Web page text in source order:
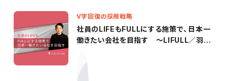
V字回復の採用戦略
社員のLIFEもFULLにする施策で、日本一
働きたい会社を目指す 〜LIFULL／羽田